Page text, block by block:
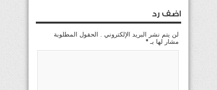
اضف رد
لن يتم نشر البريد الإلكتروني . الحقول المطلوبة
مشار لها بـ *